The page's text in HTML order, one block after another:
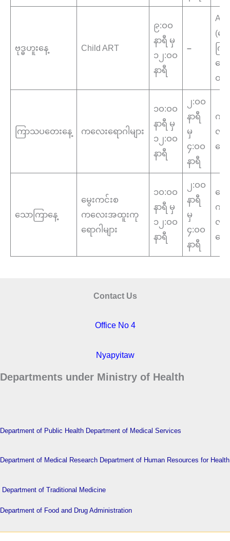
ဗုဒ္ဓဟူးနေ့ Child ART
၉:ဝဝ
နာရီ မှ
၁၂:ဝဝ
နာရီ
–
(ဆ
ကြီ
အ
ထ
ကြာသပတေးနေ့ ကလေးရောဂါများ
၁ဝ:ဝဝ
နာရီ မှ
၁၂:ဝဝ
နာရီ
၂:ဝဝ
နာရီ
မှ
၄:ဝဝ
နာရီ
က
လူန
ဆေ
သောကြာနေ့
မွေးကင်းစ
ကလေးအထူးကု
ရောဂါများ
၁ဝ:ဝဝ
နာရီ မှ
၁၂:ဝဝ
နာရီ
၂:ဝဝ
နာရီ
မှ
၄:ဝဝ
နာရီ
မွေ
က
လူန
ဆေ
Contact Us
Office No 4
Nyapyitaw
Departments under Ministry of Health
Department of Public Health Department of Medical Services
Department of Medical Research Department of Human Resources for Health
Department of Traditional Medicine
Department of Food and Drug Administration